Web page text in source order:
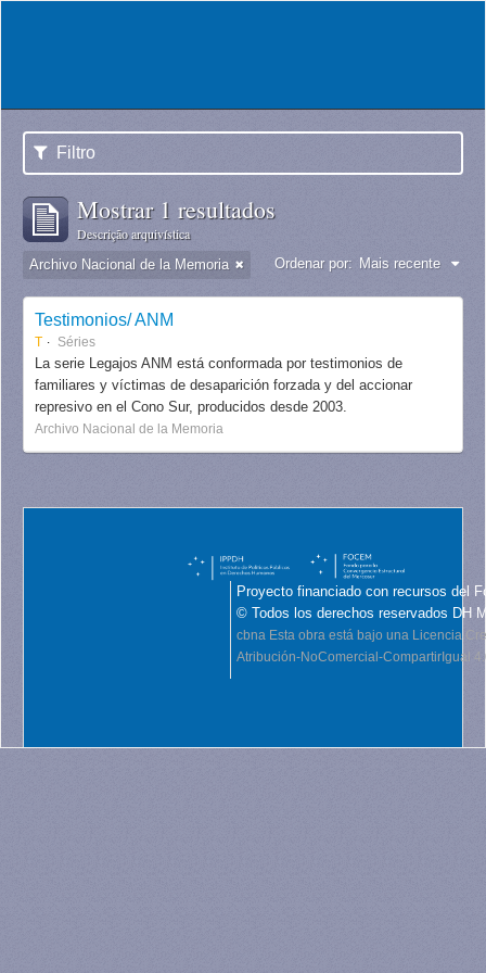
Filtro
Mostrar 1 resultados
Descrição arquivística
Archivo Nacional de la Memoria Ordenar por: Mais recente
Testimonios/ ANM
T Séries
La serie Legajos ANM está conformada por testimonios de
familiares y víctimas de desaparición forzada y del accionar
represivo en el Cono Sur, producidos desde 2003.
Archivo Nacional de la Memoria
Proyecto financiado con recursos del
© Todos los derechos reservados DH
cbna Esta obra está bajo una Licencia
Atribución-NoComercial-CompartirIgual